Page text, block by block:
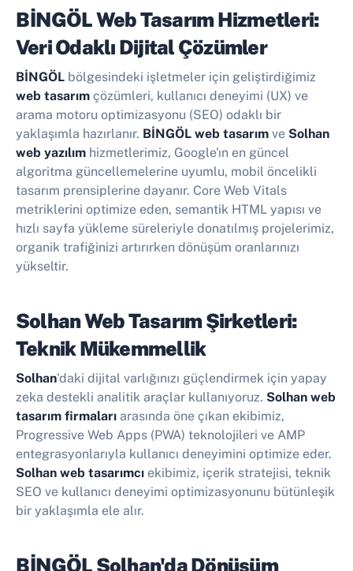
BİNGÖL Web Tasarım Hizmetleri:
Veri Odaklı Dijital Çözümler
BİNGÖL bölgesindeki işletmeler için geliştirdiğimiz
web tasarım çözümleri, kullanıcı deneyimi (UX) ve
arama motoru optimizasyonu (SEO) odaklı bir
yaklaşımla hazırlanır. BİNGÖL web tasarım ve Solhan
web yazılım hizmetlerimiz, Google'ın en güncel
algoritma güncellemelerine uyumlu, mobil öncelikli
tasarım prensiplerine dayanır. Core Web Vitals
metriklerini optimize eden, semantik HTML yapısı ve
hızlı sayfa yükleme süreleriyle donatılmış projelerimiz,
organik trafiğinizi artırırken dönüşüm oranlarınızı
yükseltir.
Solhan Web Tasarım Şirketleri:
Teknik Mükemmellik
Solhan'daki dijital varlığınızı güçlendirmek için yapay
zeka destekli analitik araçlar kullanıyoruz. Solhan web
tasarım firmaları arasında öne çıkan ekibimiz,
Progressive Web Apps (PWA) teknolojileri ve AMP
entegrasyonlarıyla kullanıcı deneyimini optimize eder.
Solhan web tasarımcı ekibimiz, içerik stratejisi, teknik
SEO ve kullanıcı deneyimi optimizasyonunu bütünleşik
bir yaklaşımla ele alır.
BİNGÖL Solhan'da Dönüşüm